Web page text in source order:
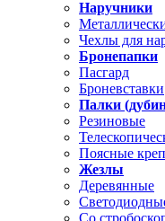
Наручники
Чехлы для
Бронепапки
Пасгард
Броневставки
Палки
Резиновые
Поясные
Жезлы
Деревянные
Со